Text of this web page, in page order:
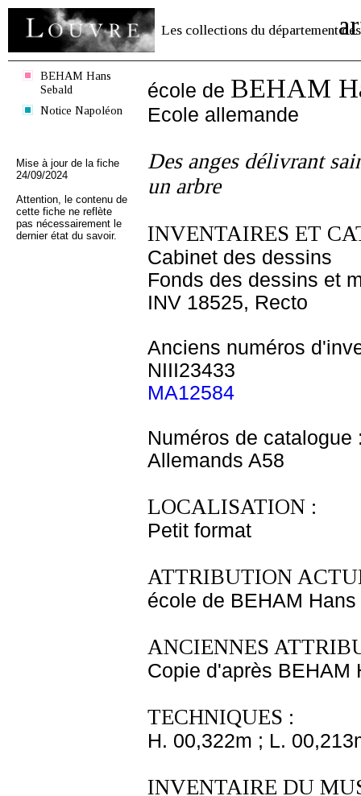
Les collections du département des
BEHAM Hans
Sebald
Notice Napoléon
Mise à jour de la fiche
24/09/2024
Attention, le contenu de
cette fiche ne reflète
pas nécessairement le
dernier état du savoir.
école de BEHAM
Ecole allemande
Des anges délivrant
un arbre
INVENTAIRES ET
Cabinet des dessins
Fonds des dessins et
INV 18525, Recto
Anciens numéros
NIII23433
MA12584
Numéros de catalogue
Allemands A58
LOCALISATION :
Petit format
ATTRIBUTION
école de BEHAM
ANCIENNES
Copie d'après BEHAM
TECHNIQUES :
H. 00,322m ; L.
INVENTAIRE DU